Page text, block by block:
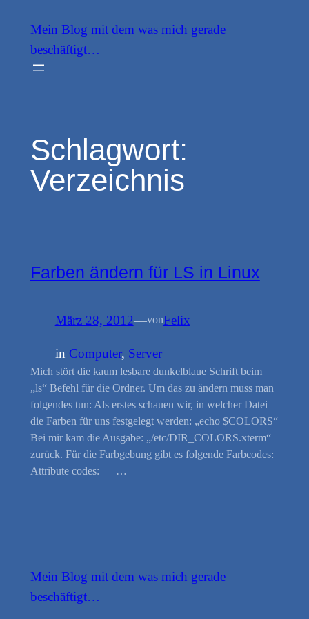
Inhalt
springen
Mein Blog mit dem was mich gerade
beschäftigt…
Schlagwort:
Verzeichnis
Farben ändern für LS in Linux
März 28, 2012—vonFelix
in Computer, Server
Mich stört die kaum lesbare dunkelblaue Schrift beim
„ls“ Befehl für die Ordner. Um das zu ändern muss man
folgendes tun: Als erstes schauen wir, in welcher Datei
die Farben für uns festgelegt werden: „echo $COLORS“
Bei mir kam die Ausgabe: „/etc/DIR_COLORS.xterm“
zurück. Für die Farbgebung gibt es folgende Farbcodes:
Attribute codes: …
Mein Blog mit dem was mich gerade
beschäftigt…